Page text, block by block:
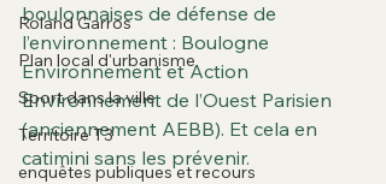
Roland Garros
Plan local d'urbanisme
Sport dans la ville
Territoire T3
enquêtes publiques et recours
boulonnaises de défense de
l’environnement : Boulogne
Environnement et Action
Environnement de l’Ouest Parisien
(anciennement AEBB). Et cela en
catimini sans les prévenir.